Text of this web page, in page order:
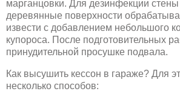
марганцовки. Для дезинфекции
деревянные поверхности
извести с добавлением небольшого
купороса. После подготовительных
принудительной просушке подвала.
Как высушить кессон в гараже? Для
несколько способов: